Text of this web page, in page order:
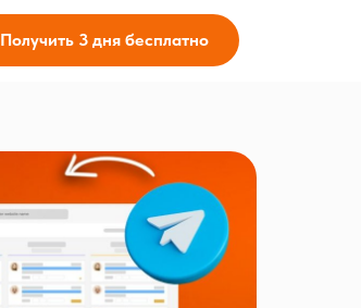
Получить 3 дня бесплатно